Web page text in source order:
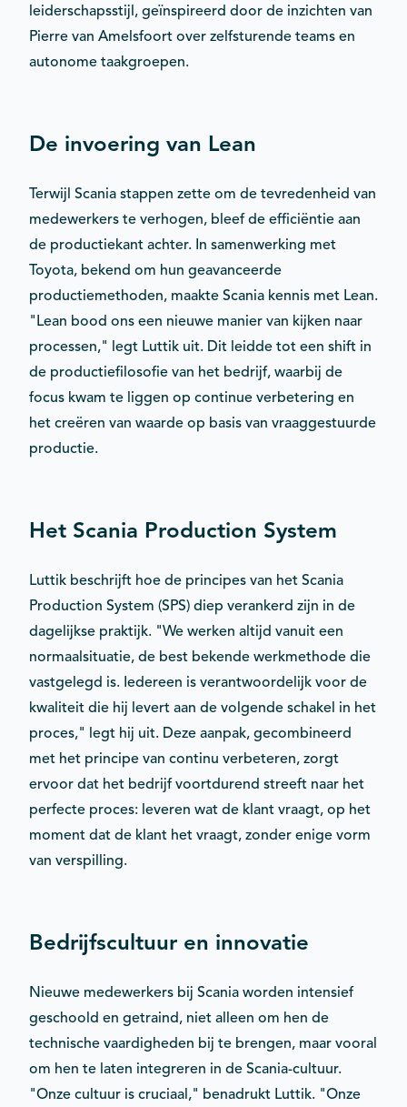
leiderschapsstijl, geïnspireerd door de inzichten van
Pierre van Amelsfoort over zelfsturende teams en
autonome taakgroepen.
De invoering van Lean
Terwijl Scania stappen zette om de tevredenheid van
medewerkers te verhogen, bleef de efficiëntie aan
de productiekant achter. In samenwerking met
Toyota, bekend om hun geavanceerde
productiemethoden, maakte Scania kennis met Lean.
"Lean bood ons een nieuwe manier van kijken naar
processen," legt Luttik uit. Dit leidde tot een shift in
de productiefilosofie van het bedrijf, waarbij de
focus kwam te liggen op continue verbetering en
het creëren van waarde op basis van vraaggestuurde
productie.
Het Scania Production System
Luttik beschrijft hoe de principes van het Scania
Production System (SPS) diep verankerd zijn in de
dagelijkse praktijk. "We werken altijd vanuit een
normaalsituatie, de best bekende werkmethode die
vastgelegd is. Iedereen is verantwoordelijk voor de
kwaliteit die hij levert aan de volgende schakel in het
proces," legt hij uit. Deze aanpak, gecombineerd
met het principe van continu verbeteren, zorgt
ervoor dat het bedrijf voortdurend streeft naar het
perfecte proces: leveren wat de klant vraagt, op het
moment dat de klant het vraagt, zonder enige vorm
van verspilling.
Bedrijfscultuur en innovatie
Nieuwe medewerkers bij Scania worden intensief
geschoold en getraind, niet alleen om hen de
technische vaardigheden bij te brengen, maar vooral
om hen te laten integreren in de Scania-cultuur.
"Onze cultuur is cruciaal," benadrukt Luttik. "Onze